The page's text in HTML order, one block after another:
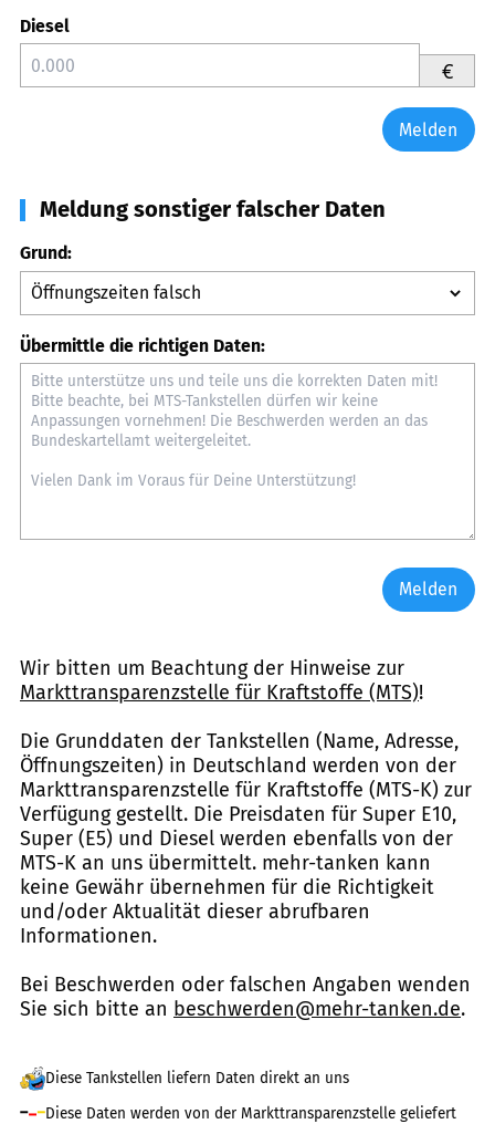
Diesel
€
Melden
Meldung sonstiger falscher Daten
Grund:
Übermittle die richtigen Daten:
Melden
Wir bitten um Beachtung der Hinweise zur
Markttransparenzstelle für Kraftstoffe (MTS)!
Die Grunddaten der Tankstellen (Name, Adresse,
Öffnungszeiten) in Deutschland werden von der
Markttransparenzstelle für Kraftstoffe (MTS-K) zur
Verfügung gestellt. Die Preisdaten für Super E10,
Super (E5) und Diesel werden ebenfalls von der
MTS-K an uns übermittelt. mehr-tanken kann
keine Gewähr übernehmen für die Richtigkeit
und/oder Aktualität dieser abrufbaren
Informationen.
Bei Beschwerden oder falschen Angaben wenden
Sie sich bitte an beschwerden@mehr-tanken.de.
Diese Tankstellen liefern Daten direkt an uns
Diese Daten werden von der Markttransparenzstelle geliefert